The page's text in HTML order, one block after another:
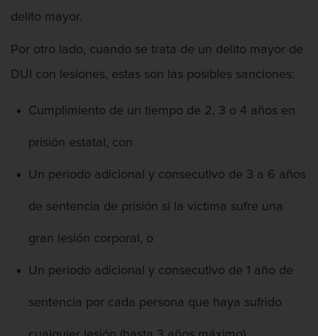
delito mayor.
Por otro lado, cuando se trata de un delito mayor de
DUI con lesiones, estas son las posibles sanciones:
Cumplimiento de un tiempo de 2, 3 o 4 años en
prisión estatal, con
Un periodo adicional y consecutivo de 3 a 6 años
de sentencia de prisión si la víctima sufre una
gran lesión corporal, o
Un periodo adicional y consecutivo de 1 año de
sentencia por cada persona que haya sufrido